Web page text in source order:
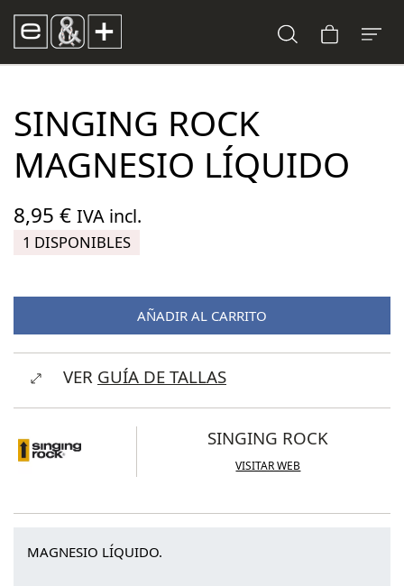
SINGING ROCK
MAGNESIO LÍQUIDO
8,95 € IVA incl.
1 DISPONIBLES
AÑADIR AL CARRITO
VER GUÍA DE TALLAS
SINGING ROCK
VISITAR WEB
MAGNESIO LÍQUIDO.